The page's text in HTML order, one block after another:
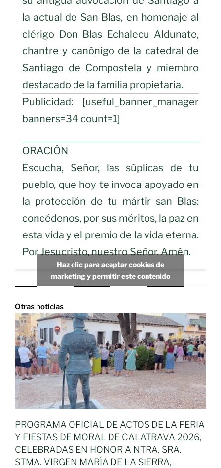
la actual de San Blas, en homenaje al
clérigo Don Blas Echalecu Aldunate,
chantre y canónigo de la catedral de
Santiago de Compostela y miembro
destacado de la familia propietaria.
Publicidad: [useful_banner_manager
banners=34 count=1]
ORACIÓN
Escucha, Señor, las súplicas de tu
pueblo, que hoy te invoca apoyado en
la protección de tu mártir san Blas:
concédenos, por sus méritos, la paz en
esta vida y el premio de la vida eterna.
Por Jesucristo, nuestro Señor. Amén.
Haz clic para aceptar cookies de
marketing y permitir este contenido
Otras noticias
PROGRAMA OFICIAL DE ACTOS DE LA FERIA
Y FIESTAS DE MORAL DE CALATRAVA 2026,
CELEBRADAS EN HONOR A NTRA. SRA.
STMA. VIRGEN MARÍA DE LA SIERRA,